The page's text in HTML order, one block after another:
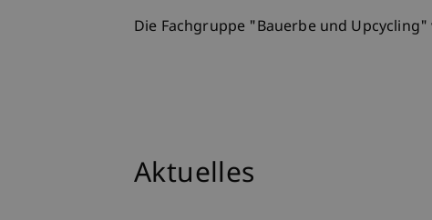
Die Fachgruppe "Bauerbe und
Aktuelles